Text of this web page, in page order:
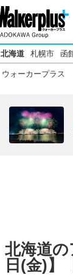
北海道 札幌市 函
ウォーカープラス
北海道
日(金)】